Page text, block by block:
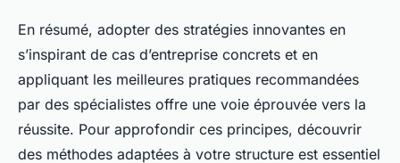
En résumé, adopter des stratégies innovantes en
s’inspirant de cas d’entreprise concrets et en
appliquant les meilleures pratiques recommandées
par des spécialistes offre une voie éprouvée vers la
réussite. Pour approfondir ces principes, découvrir
des méthodes adaptées à votre structure est essentiel